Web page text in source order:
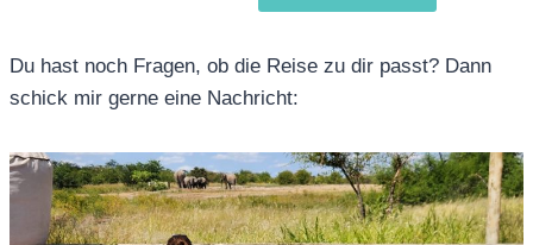
Du hast noch Fragen, ob die Reise zu dir passt? Dann
schick mir gerne eine Nachricht: